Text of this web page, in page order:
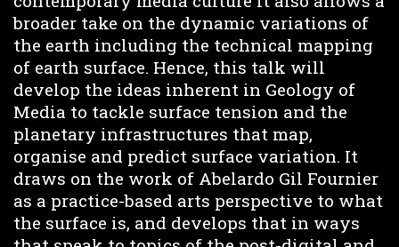
broader take on the dynamic variations of
the earth including the technical mapping
of earth surface. Hence, this talk will
develop the ideas inherent in Geology of
Media to tackle surface tension and the
planetary infrastructures that map,
organise and predict surface variation. It
draws on the work of Abelardo Gil Fournier
as a practice-based arts perspective to what
the surface is, and develops that in ways